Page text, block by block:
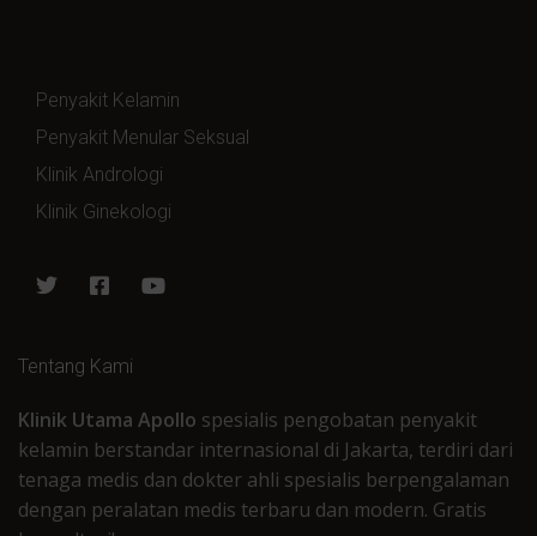
Penyakit Kelamin
Penyakit Menular Seksual
Klinik Andrologi
Klinik Ginekologi
Tentang Kami
Klinik Utama Apollo spesialis pengobatan penyakit
kelamin berstandar internasional di Jakarta, terdiri dari
tenaga medis dan dokter ahli spesialis berpengalaman
dengan peralatan medis terbaru dan modern. Gratis